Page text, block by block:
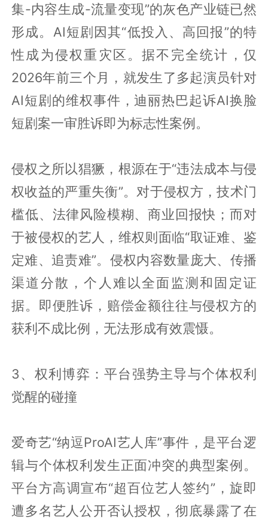
集-内容生成-流量变现”的灰色产业链已然
形成。AI短剧因其“低投入、高回报”的特
性成为侵权重灾区。据不完全统计，仅
2026年前三个月，就发生了多起演员针对
AI短剧的维权事件，迪丽热巴起诉AI换脸
短剧案一审胜诉即为标志性案例。
侵权之所以猖獗，根源在于“违法成本与侵
权收益的严重失衡”。对于侵权方，技术门
槛低、法律风险模糊、商业回报快；而对
于被侵权的艺人，维权则面临“取证难、鉴
定难、追责难”。侵权内容数量庞大、传播
渠道分散，个人难以全面监测和固定证
据。即便胜诉，赔偿金额往往与侵权方的
获利不成比例，无法形成有效震慑。
3、权利博弈：平台强势主导与个体权利
觉醒的碰撞
爱奇艺“纳逗ProAI艺人库”事件，是平台逻
辑与个体权利发生正面冲突的典型案例。
平台方高调宣布“超百位艺人签约”，旋即
遭多名艺人公开否认授权，彻底暴露了在